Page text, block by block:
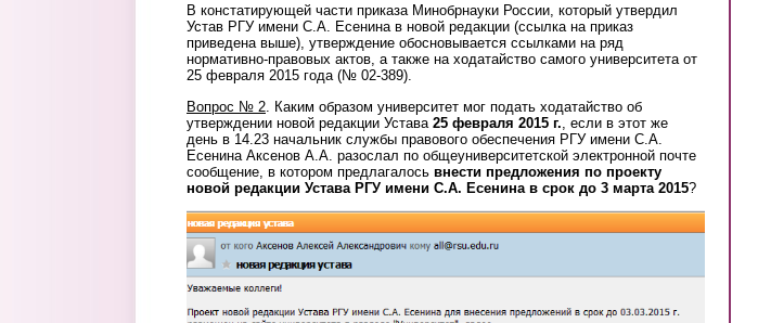
В констатирующей части приказа Минобрнауки России, который утвердил
Устав РГУ имени С.А. Есенина в новой редакции (ссылка на приказ
приведена выше), утверждение обосновывается ссылками на ряд
нормативно-правовых актов, а также на ходатайство самого университета от
25 февраля 2015 года (№ 02-389).
Вопрос № 2 . Каким образом университет мог подать ходатайство об
утверждении новой редакции Устава 25 февраля 2015 г. , если в этот же
день в 14.23 начальник службы правового обеспечения РГУ имени С.А.
Есенина Аксенов А.А. разослал по общеуниверситетской электронной почте
сообщение, в котором предлагалось внести предложения по проекту
новой редакции Устава РГУ имени С.А. Есенина в срок до 3 марта 2015?
2.png